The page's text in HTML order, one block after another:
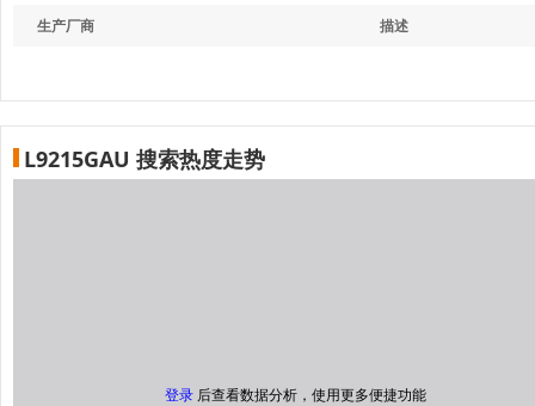
生产厂商 描述
L9215GAU 搜索热度走势
登录 后查看数据分析，使用更多便捷功能